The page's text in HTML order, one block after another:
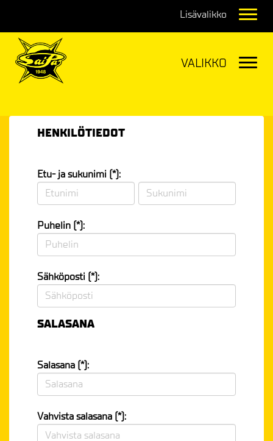
HENKILÖTIEDOT
Etu- ja sukunimi (*):
Puhelin (*):
Sähköposti (*):
SALASANA
Salasana (*):
Vahvista salasana (*):